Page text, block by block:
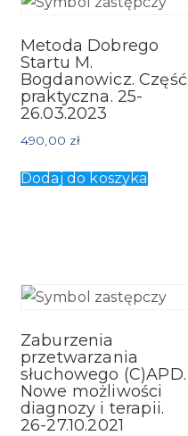
Metoda Dobrego
Startu M.
Bogdanowicz. Część
praktyczna. 25-
26.03.2023
490,00 zł
Dodaj do koszyka
Zaburzenia
przetwarzania
słuchowego (C)APD.
Nowe możliwości
diagnozy i terapii.
26-27.10.2021